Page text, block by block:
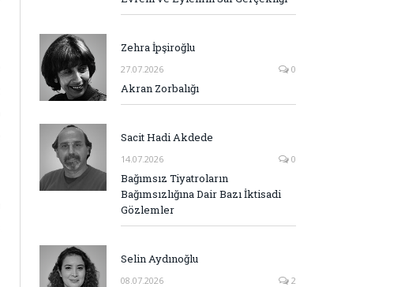
Zehra İpşiroğlu
27.07.2026 0
Akran Zorbalığı
Sacit Hadi Akdede
14.07.2026 0
Bağımsız Tiyatroların
Bağımsızlığına Dair Bazı İktisadi
Gözlemler
Selin Aydınoğlu
08.07.2026 2